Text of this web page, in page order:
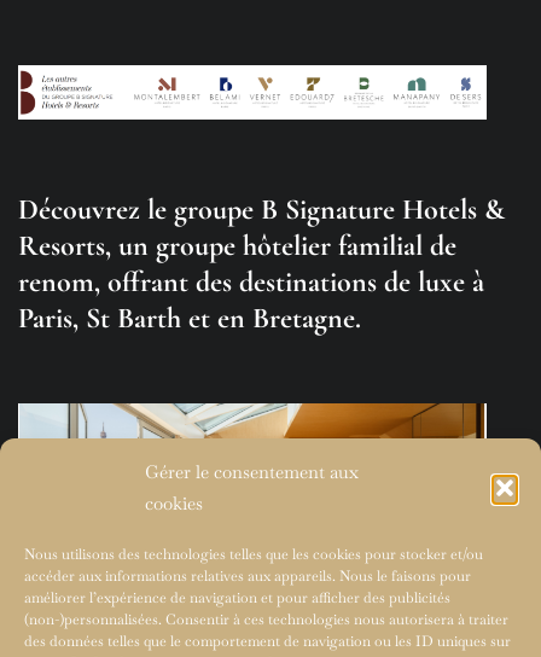
Gérer le consentement aux
cookies
Nous utilisons des technologies telles que les cookies pour stocker et/ou
accéder aux informations relatives aux appareils. Nous le faisons pour
améliorer l’expérience de navigation et pour afficher des publicités
(non-)personnalisées. Consentir à ces technologies nous autorisera à traiter
des données telles que le comportement de navigation ou les ID uniques sur
Découvrez le groupe B Signature Hotels &
Resorts, un groupe hôtelier familial de
renom, offrant des destinations de luxe à
Paris, St Barth et en Bretagne.